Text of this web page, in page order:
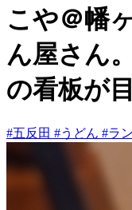
こや＠幡
ん屋さん
の看板が目
#五反田 #うどん #ラ